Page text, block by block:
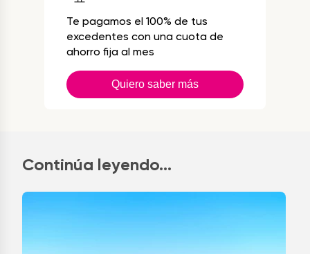
Te pagamos el 100% de tus
excedentes con una cuota de
ahorro fija al mes
Quiero saber más
Continúa leyendo...